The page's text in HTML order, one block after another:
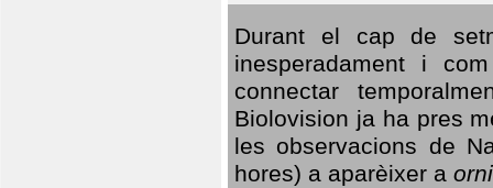
Durant el cap de
inesperadament i
connectar
Biolovision ja ha pres
les observacions de
hores) a aparèixer a